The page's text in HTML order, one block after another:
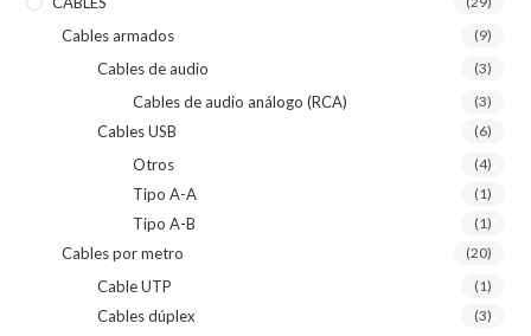
Cables armados (9)
Cables de audio (3)
Cables de audio análogo (RCA) (3)
Cables USB (6)
Otros (4)
Tipo A-A (1)
Tipo A-B (1)
Cables por metro (20)
Cable UTP (1)
Cables dúplex (3)